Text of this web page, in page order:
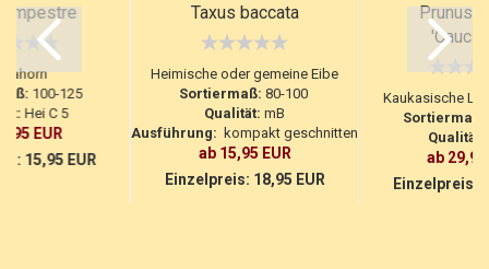
100-125
Hei C 5
EUR
15,95 EUR
Taxus baccata
Heimische oder gemeine Eibe
Sortiermaß: 80-100
Qualität: mB
Ausführung: kompakt geschnitten
ab 15,95 EUR
Einzelpreis: 18,95 EUR
Prunus
Kaukasische
Sortiermaß:
Qualität:
ab 29,95
Einzelpreis: